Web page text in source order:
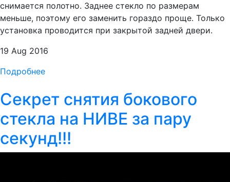
снимается полотно. Заднее стекло по размерам
меньше, поэтому его заменить гораздо проще. Только
установка проводится при закрытой задней двери.
19 Aug 2016
Подробнее
Секрет снятия бокового
стекла на НИВЕ за пару
секунд!!!